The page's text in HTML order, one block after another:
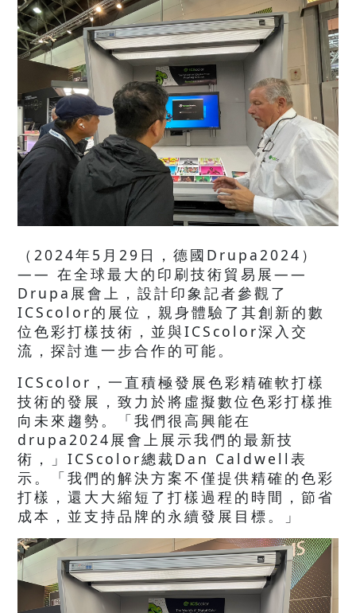
（2024年5月29日，德國Drupa2024）
—— 在全球最大的印刷技術貿易展——
Drupa展會上，設計印象記者參觀了
ICScolor的展位，親身體驗了其創新的數
位色彩打樣技術，並與ICScolor深入交
流，探討進一步合作的可能。
ICScolor，一直積極發展色彩精確軟打樣
技術的發展，致力於將虛擬數位色彩打樣推
向未來趨勢。「我們很高興能在
drupa2024展會上展示我們的最新技
術，」ICScolor總裁Dan Caldwell表
示。「我們的解決方案不僅提供精確的色彩
打樣，還大大縮短了打樣過程的時間，節省
成本，並支持品牌的永續發展目標。」